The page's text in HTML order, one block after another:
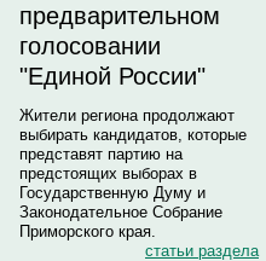
предварительном
голосовании
"Единой России"
Жители региона продолжают
выбирать кандидатов, которые
представят партию на
предстоящих выборах в
Государственную Думу и
Законодательное Собрание
Приморского края.
статьи раздела